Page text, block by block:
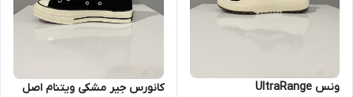
ونس UltraRange کانورس جیر مشکی ویتنام اصل